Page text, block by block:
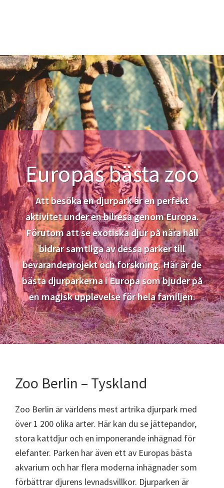
Europas bästa zoo
Att besöka en djurpark är en perfekt
aktivitet under en bilresa genom Europa.
Förutom att se exotiska djur på nära håll
bidrar samtliga av dessa parker till
bevarandeprojekt och forskning. Här är de
bästa djurparkerna i Europa som bjuder på
en magisk upplevelse för hela familjen.
Zoo Berlin – Tyskland
Zoo Berlin är världens mest artrika djurpark med
över 1 200 olika arter. Här kan du se jättepandor,
stora kattdjur och en imponerande inhägnad för
elefanter. Parken har även ett av Europas bästa
akvarium och har flera moderna inhägnader som
förbättrar djurens levnadsvillkor. Djurparken är